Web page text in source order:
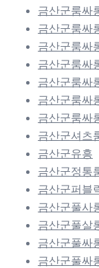
금산군룸싸
금산군룸싸
금산군룸싸
금산군룸싸
금산군룸싸
금산군룸싸
금산군룸싸
금산군셔츠
금산군유흥
금산군정통
금산군퍼블
금산군풀사
금산군풀살
금산군풀싸
금산군풀싸